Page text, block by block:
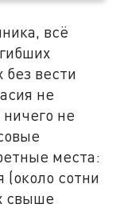
всё
вести
не
не
места:
(около сотни
свыше